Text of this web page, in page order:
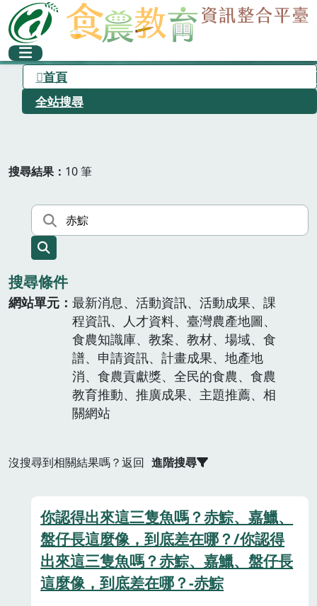
首頁
全站搜尋
搜尋結果 10 筆
搜尋條件
網站單元
最新消息、活動資訊、活動成果、課
程資訊、人才資料、臺灣農產地圖、
食農知識庫、教案、教材、場域、食
譜、申請資訊、計畫成果、地產地
消、食農貢獻獎、全民的食農、食農
教育推動、推廣成果、主題推薦、相
關網站
沒搜尋到相關結果嗎？返回 進階搜尋
你認得出來這三隻魚嗎？赤鯮、嘉鱲、
盤仔長這麼像，到底差在哪？/你認得
出來這三隻魚嗎？赤鯮、嘉鱲、盤仔長
這麼像，到底差在哪？-赤鯮